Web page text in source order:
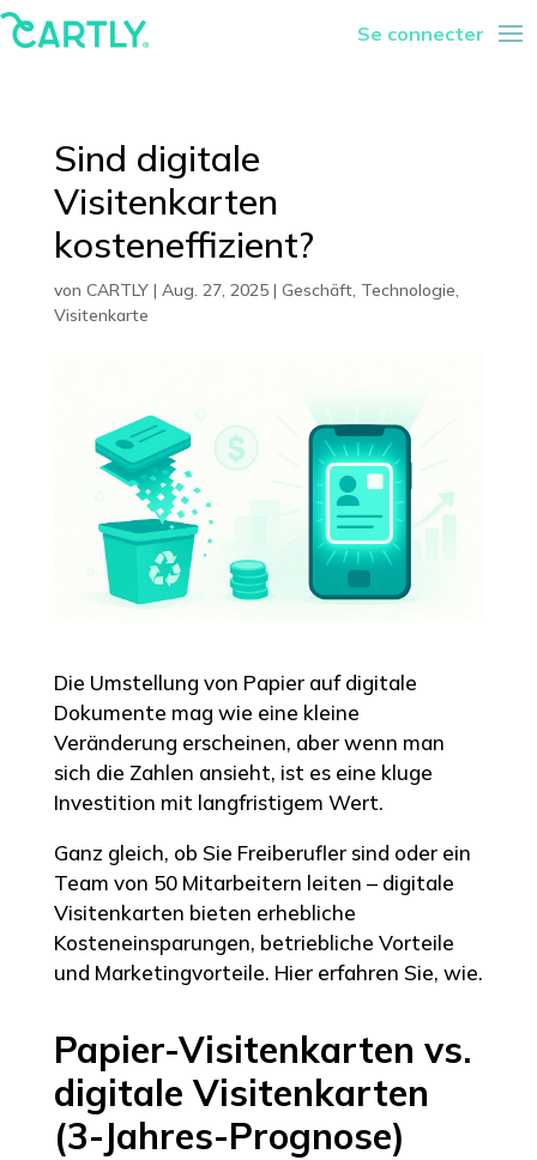
Se connecter
Sind digitale
Visitenkarten
kosteneffizient?
von CARTLY| Aug. 27, 2025| Geschäft, Technologie,
Visitenkarte
Die Umstellung von Papier auf digitale
Dokumente mag wie eine kleine
Veränderung erscheinen, aber wenn man
sich die Zahlen ansieht, ist es eine kluge
Investition mit langfristigem Wert.
Ganz gleich, ob Sie Freiberufler sind oder ein
Team von 50 Mitarbeitern leiten – digitale
Visitenkarten bieten erhebliche
Kosteneinsparungen, betriebliche Vorteile
und Marketingvorteile. Hier erfahren Sie, wie.
Papier-Visitenkarten vs.
digitale Visitenkarten
(3-Jahres-Prognose)